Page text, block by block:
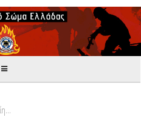
Κοινοποίηση πινάκων υποψηφίων που πληρούν και δεν πληρούν τις προϋποθέσεις για να υποβληθούν σε Προκαταρκτικές Εξετάσεις για την εισαγωγή στις Σχολές της Πυροσβεστικής Ακαδημίας.